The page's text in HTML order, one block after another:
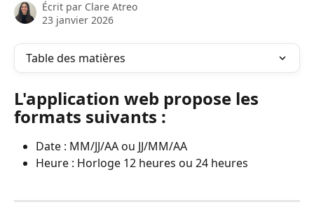
Écrit par Clare Atreo
23 janvier 2026
Table des matières
L'application web propose les
formats suivants :
Date : MM/JJ/AA ou JJ/MM/AA
Heure : Horloge 12 heures ou 24 heures